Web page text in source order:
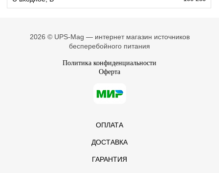
2026 © UPS-Mag — интернет магазин источников
бесперебойного питания
Политика конфиденциальности
Оферта
ОПЛАТА
ДОСТАВКА
ГАРАНТИЯ